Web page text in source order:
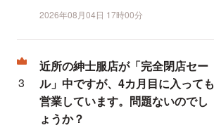
2026年08月04日 17時00分
近所の紳士服店が「完全閉店セー
ル」中ですが、4カ月目に入っても
営業しています。問題ないのでし
ょうか？